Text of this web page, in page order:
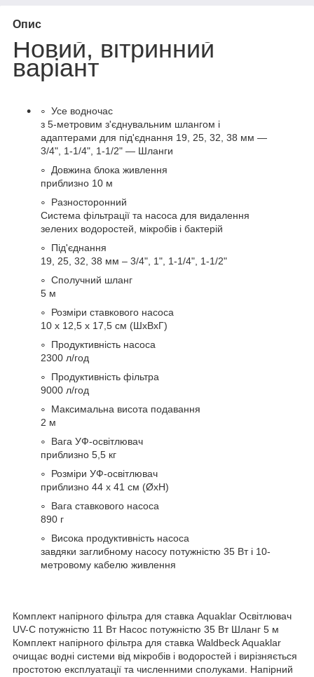
Опис
Новий, вітринний
варіант
Усе водночас
з 5-метровим з'єднувальним шлангом і
адаптерами для під'єднання 19, 25, 32, 38 мм —
3/4", 1-1/4", 1-1/2" — Шланги
Довжина блока живлення
приблизно 10 м
Разносторонний
Система фільтрації та насоса для видалення
зелених водоростей, мікробів і бактерій
Під'єднання
19, 25, 32, 38 мм – 3/4", 1", 1-1/4", 1-1/2"
Сполучний шланг
5 м
Розміри ставкового насоса
10 х 12,5 х 17,5 см (ШхВхГ)
Продуктивність насоса
2300 л/год
Продуктивність фільтра
9000 л/год
Максимальна висота подавання
2 м
Вага УФ-освітлювач
приблизно 5,5 кг
Розміри УФ-освітлювач
приблизно 44 х 41 см (ØxH)
Вага ставкового насоса
890 г
Висока продуктивність насоса
завдяки заглибному насосу потужністю 35 Вт і 10-
метровому кабелю живлення
Комплект напірного фільтра для ставка Aquaklar Освітлювач
UV-C потужністю 11 Вт Насос потужністю 35 Вт Шланг 5 м
Комплект напірного фільтра для ставка Waldbeck Aquaklar
очищає водні системи від мікробів і водоростей і вирізняється
простотою експлуатації та численними сполуками. Напірний